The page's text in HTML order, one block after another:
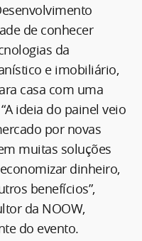
de conhecer
da
e imobiliário,
casa com uma
ideia do painel veio
por novas
muitas soluções
dinheiro,
benefícios”,
da NOOW,
do evento.